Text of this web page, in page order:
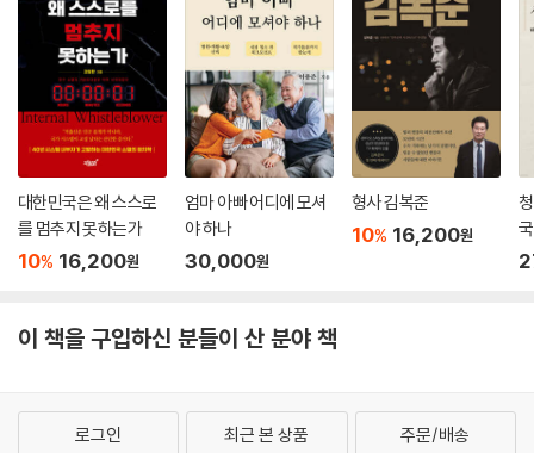
화가 필요한 부분은 근로 시간이다. 저자는 맞벌이 부부의 육아를 불가능
하게 만드는 현재의 근로 제도를 유연화해야 한다고 주장하며 근로 시간이
유연하면서 높은 생산성을 발휘하고 있는 독일의 사례를 살펴본다. 또한
육아휴직 확대에만 집중하고 있는 저출산 대책의 문제도 지적한다. 육아휴
직은 꼭 필요한 제도이지만 장기적으로 여성이 육아 주무자가 되도록 함으
로써 여성의 경력 단절을 유인할 수 있기 때문이다. 그 외에 네 자녀 엄마로
책의 문제점도 제기하고 있다. 저자가 제시하고 있는 저출산 대책의 중심
은 출산ㆍ육아 친화적 사회를 만드는 데 있다. 정부와 우리 사회가 모두
“낳아도 괜찮아”라는 메시지를 전달할 수 있어야 출산과 육아에 대한 사회
문제 취재 기자로서의 반성과 정부와 언론의 ‘저출산 경고’의 부작용을 밝
사회의 저출산 경향을 강화하고 있기 때문이다.
대한민국은 왜 스스로
를 멈추지 못하는가
10% 16,200원
엄마 아빠 어디에 모셔
야 하나
30,000원
형사 김복준
10% 16,200원
이 책을 구입하신 분들이 산 분야 책
로그인 최근 본 상품 주문/배송